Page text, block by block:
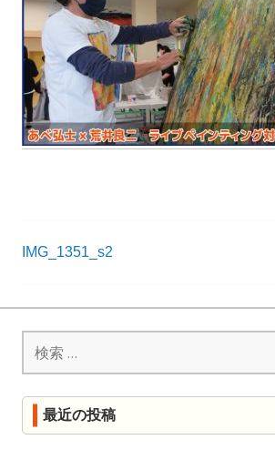
投
ナ
ビ
ゲ
ー
シ
IMG_1351_s2
索:
最近の投稿